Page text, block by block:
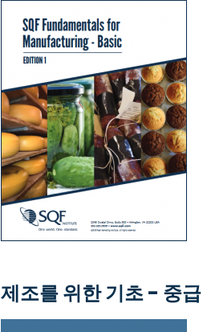
제조를 위한 기초 - 중급